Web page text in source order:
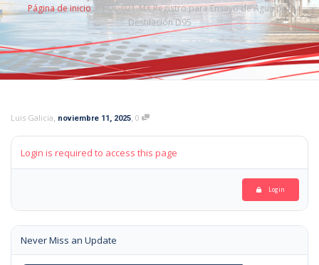
Página de inicio
FOL-021-MX Registro para Ensayo de Agua por
Destilación D95
Luis Galicia, noviembre 11, 2025, 0
Login is required to access this page
Login
Never Miss an Update